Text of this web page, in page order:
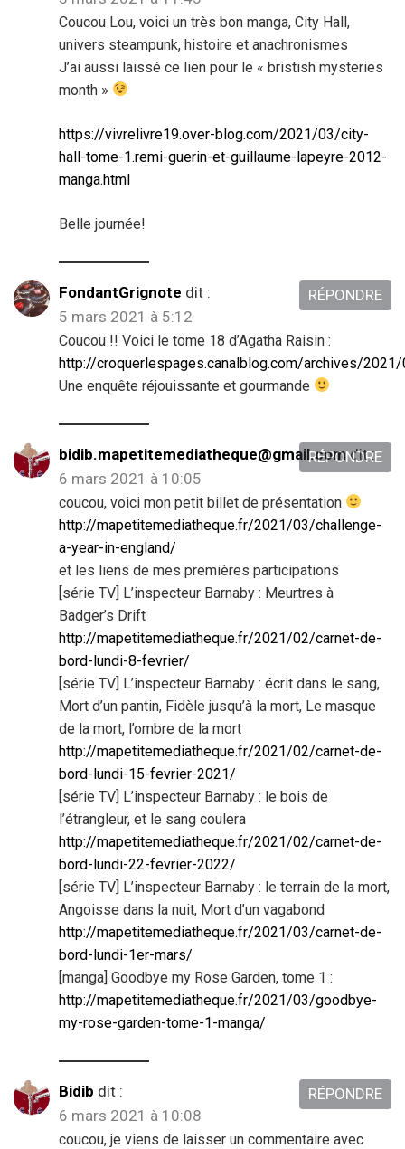
Coucou Lou, voici un très bon manga, City Hall,
univers steampunk, histoire et anachronismes
J’ai aussi laissé ce lien pour le « bristish mysteries
month »
https://vivrelivre19.over-blog.com/2021/03/city-
hall-tome-1.remi-guerin-et-guillaume-lapeyre-2012-
manga.html
Belle journée!
FondantGrignote dit :
5 mars 2021 à 5:12
Coucou !! Voici le tome 18 d’Agatha Raisin :
http://croquerlespages.canalblog.com/archives/
Une enquête réjouissante et gourmande
RÉPONDRE
bidib.mapetitemediatheque@gmail.com dit :
6 mars 2021 à 10:05
coucou, voici mon petit billet de présentation
http://mapetitemediatheque.fr/2021/03/challenge-
a-year-in-england/
et les liens de mes premières participations
[série TV] L’inspecteur Barnaby : Meurtres à
Badger’s Drift
http://mapetitemediatheque.fr/2021/02/carnet-de-
bord-lundi-8-fevrier/
[série TV] L’inspecteur Barnaby : écrit dans le sang,
Mort d’un pantin, Fidèle jusqu’à la mort, Le masque
de la mort, l’ombre de la mort
http://mapetitemediatheque.fr/2021/02/carnet-de-
bord-lundi-15-fevrier-2021/
[série TV] L’inspecteur Barnaby : le bois de
l’étrangleur, et le sang coulera
http://mapetitemediatheque.fr/2021/02/carnet-de-
bord-lundi-22-fevrier-2022/
[série TV] L’inspecteur Barnaby : le terrain de la mort,
Angoisse dans la nuit, Mort d’un vagabond
http://mapetitemediatheque.fr/2021/03/carnet-de-
bord-lundi-1er-mars/
[manga] Goodbye my Rose Garden, tome 1 :
http://mapetitemediatheque.fr/2021/03/goodbye-
my-rose-garden-tome-1-manga/
RÉPONDRE
Bidib dit :
6 mars 2021 à 10:08
coucou, je viens de laisser un commentaire avec
RÉPONDRE